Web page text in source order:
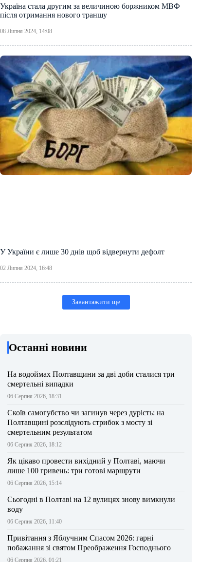
Україна стала другим за величиною боржником МВФ
після отримання нового траншу
08 Липня 2024, 14:08
У України є лише 30 днів щоб відвернути дефолт
02 Липня 2024, 16:48
Завантажити ще
Останні новини
На водоймах Полтавщини за дві доби сталися три
смертельні випадки
06 Серпня 2026, 18:31
Скоїв самогубство чи загинув через дурість: на
Полтавщині розслідують стрибок з мосту зі
смертельним результатом
06 Серпня 2026, 18:12
Як цікаво провести вихідний у Полтаві, маючи
лише 100 гривень: три готові маршрути
06 Серпня 2026, 15:14
Сьогодні в Полтаві на 12 вулицях знову вимкнули
воду
06 Серпня 2026, 11:40
Привітання з Яблучним Спасом 2026: гарні
побажання зі святом Преображення Господнього
06 Серпня 2026, 01:21